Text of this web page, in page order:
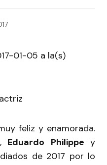
feliz y enamorada.
Eduardo Philippey
de 2017 por lo